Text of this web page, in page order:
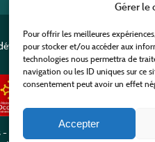
Gérer le
Pour offrir les meilleures
pour stocker et/ou accéder aux
technologies nous permettra de
navigation ou les ID uniques sur ce
consentement peut avoir un effet
Accepter
rural
- Politique de confidentialité